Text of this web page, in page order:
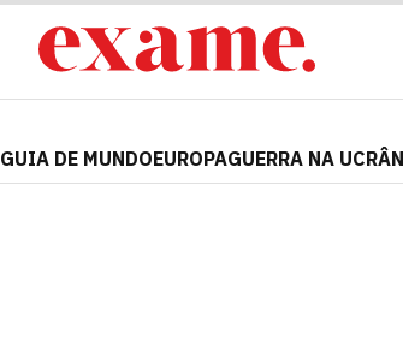
GUIA DE MUNDOEUROPAGUERRA NA